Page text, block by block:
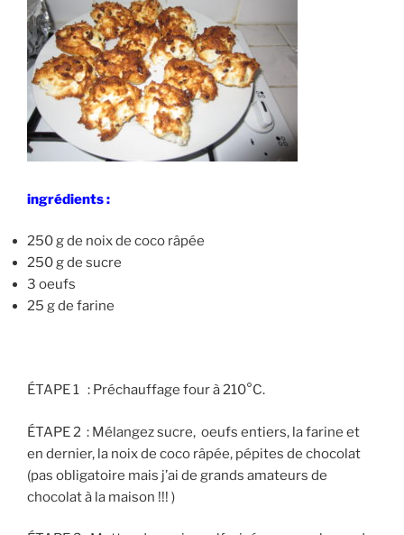
ingrédients :
250 g de noix de coco râpée
250 g de sucre
3 oeufs
25 g de farine
ÉTAPE 1 : Préchauffage four à 210°C.
ÉTAPE 2 : Mélangez sucre, oeufs entiers, la farine et
en dernier, la noix de coco râpée, pépites de chocolat
(pas obligatoire mais j’ai de grands amateurs de
chocolat à la maison !!! )